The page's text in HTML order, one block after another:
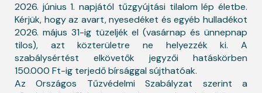
2026. június 1. napjától tűzgyújtási tilalom lép életbe.
Kérjük, hogy az avart, nyesedéket és egyéb hulladékot
2026. május 31-ig tüzeljék el (vasárnap és ünnepnap
tilos), azt közterületre ne helyezzék ki. A
szabálysértést elkövetők jegyzői hatáskörben
150.000 Ft-ig terjedő bírsággal sújthatóak.
Az Országos Tűzvédelmi Szabályzat szerint a